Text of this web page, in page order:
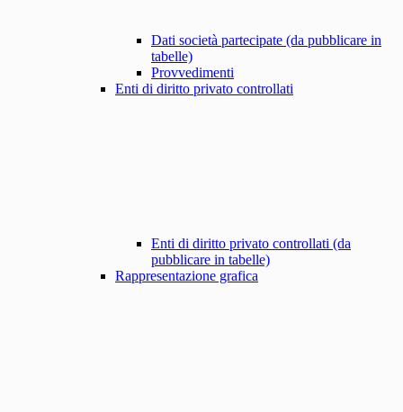
Dati società partecipate (da pubblicare in
tabelle)
Provvedimenti
Enti di diritto privato controllati
Enti di diritto privato controllati (da
pubblicare in tabelle)
Rappresentazione grafica